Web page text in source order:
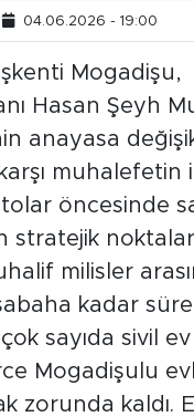
04.06.2026 - 19:00
Mogadişu,
Hasan Şeyh
anayasa
karşı
öncesinde
stratejik
milisler
kadar
sayıda sivil
Mogadişulu
zorunda kaldı.